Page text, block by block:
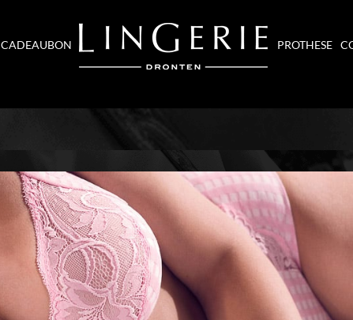
CADEAUBON PROTHESE